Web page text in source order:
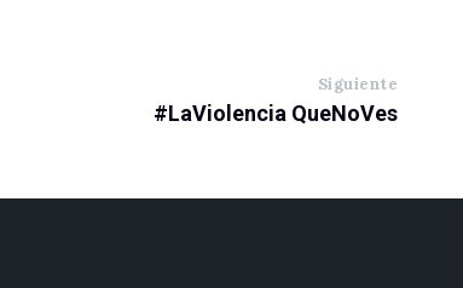
Siguiente
#LaViolencia QueNoVes